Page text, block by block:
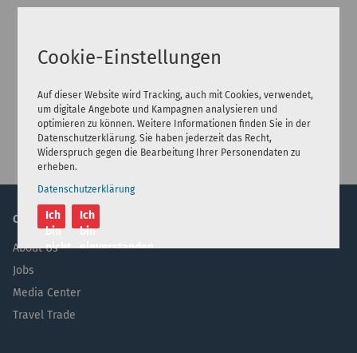
Company
About Us
Jobs
Media Center
Travel Trade
Cookie-Einstellungen
Auf dieser Website wird Tracking, auch mit Cookies, verwendet,
um digitale Angebote und Kampagnen analysieren und
optimieren zu können. Weitere Informationen finden Sie in der
Datenschutzerklärung. Sie haben jederzeit das Recht,
Widerspruch gegen die Bearbeitung Ihrer Personendaten zu
erheben.
Datenschutzerklärung
Ich
bin
nicht
Ich
bin
einverstanden